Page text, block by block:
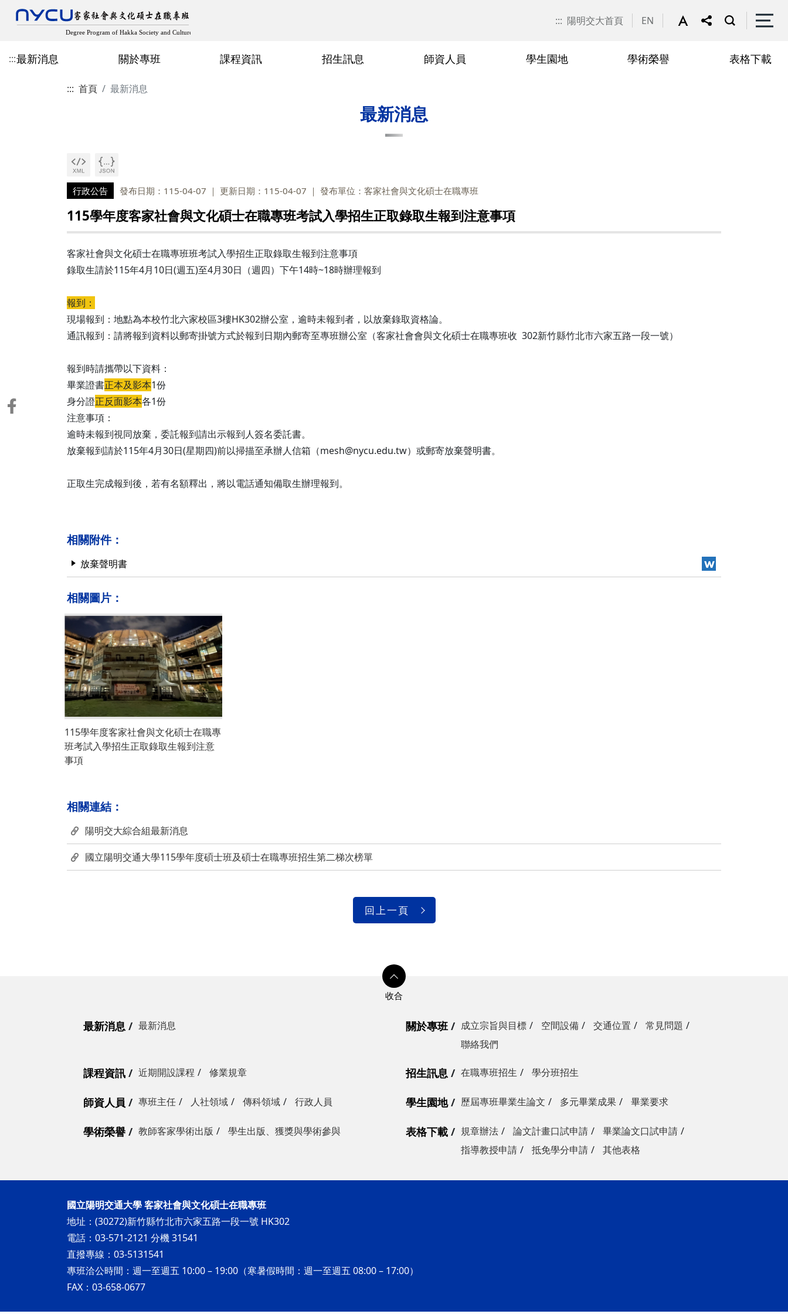
::: 陽明交大首頁 EN
:::最新消息 關於專班 課程資訊 招生訊息 師資人員 學生園地
歷屆專班畢業生論文
學術榮譽
教師客家學術出版
表格下載
::: 首頁 最新消息
最新消息
行政公告 發布日期：115-04-07 更新日期：115-04-07 發布單位：客家社會與文化碩士在職專班
115學年度客家社會與文化碩士在職專班考試入學招生正取錄取生報到注意事項
客家社會與文化碩士在職專班班考試入學招生正取錄取生報到注意事項
錄取生請於115年4月10日(週五)至4月30日（週四）下午14時~18時辦理報到
報到：
現場報到：地點為本校竹北六家校區3樓HK302辦公室，逾時未報到者，以放棄錄取資格論。
通訊報到：請將報到資料以郵寄掛號方式於報到日期內郵寄至專班辦公室（客家社會會與文化碩士在職專班收 302新竹縣竹北市六家五路一段一號）
報到時請攜帶以下資料：
畢業證書正本及影本1份
身分證正反面影本各1份
注意事項：
逾時未報到視同放棄，委託報到請出示報到人簽名委託書。
放棄報到請於115年4月30日(星期四)前以掃描至承辦人信箱（mesh@nycu.edu.tw）或郵寄放棄聲明書。
正取生完成報到後，若有名額釋出，將以電話通知備取生辦理報到。
相關附件：
放棄聲明書
相關圖片：
115學年度客家社會與文化碩士在職專
班考試入學招生正取錄取生報到注意
事項
相關連結：
陽明交大綜合組最新消息
國立陽明交通大學115學年度碩士班及碩士在職專班招生第二梯次榜單
回上一頁
最新消息 最新消息 關於專班 成立宗旨與目標 空間設備 交通位置
常見問題
聯絡我們
課程資訊 近期開設課程 修業規章 招生訊息 在職專班招生 學分班招生
師資人員 專班主任 人社領域 傳科領域 行政人員 學生園地 歷屆專班畢業生論文 多元畢業成果 畢業要求
學術榮譽 教師客家學術出版 學生出版、獲獎與學術參與 表格下載 規章辦法 論文計畫口試申請
畢業論文口試申請
指導教授申請
抵免學分申請 其他表格
國立陽明交通大學 客家社會與文化碩士在職專班
地址：(30272)新竹縣竹北市六家五路一段一號 HK302
電話：03-571-2121 分機 31541
直撥專線：03-5131541
專班洽公時間：週一至週五 10:00 – 19:00（寒暑假時間：週一至週五 08:00 – 17:00）
FAX：03-658-0677